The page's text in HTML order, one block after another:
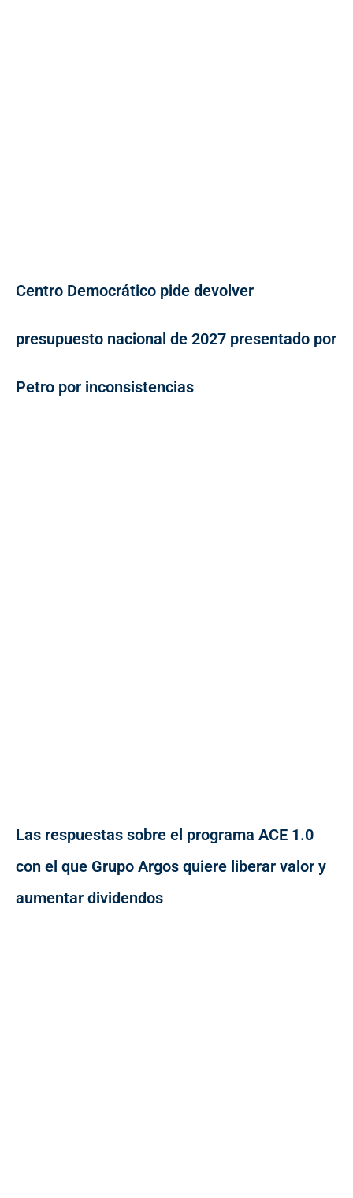
Centro Democrático pide devolver
presupuesto nacional de 2027 presentado por
Petro por inconsistencias
Las respuestas sobre el programa ACE 1.0
con el que Grupo Argos quiere liberar valor y
aumentar dividendos